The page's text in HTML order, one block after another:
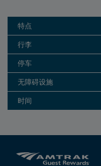
特点
行李
停车
无障碍设施
时间